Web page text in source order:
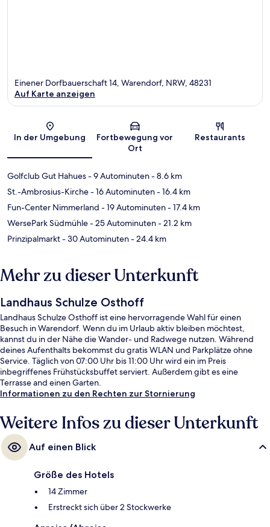
Karte
Einener Dorfbauerschaft 14, Warendorf, NRW, 48231
Auf Karte anzeigen
In der Umgebung
Fortbewegung vor
Ort
Restaurants
Golfclub Gut Hahues- 9 Autominuten- 8.6 km
St.-Ambrosius-Kirche- 16 Autominuten- 16.4 km
Fun-Center Nimmerland - 19 Autominuten- 17.4 km
WersePark Südmühle- 25 Autominuten- 21.2 km
Prinzipalmarkt- 30 Autominuten- 24.4 km
Mehr zu dieser Unterkunft
Landhaus Schulze Osthoff
Landhaus Schulze Osthoff ist eine hervorragende Wahl für einen
Besuch in Warendorf. Wenn du im Urlaub aktiv bleiben möchtest,
kannst du in der Nähe die Wander- und Radwege nutzen. Während
deines Aufenthalts bekommst du gratis WLAN und Parkplätze ohne
Service. Täglich von 07:00 Uhr bis 11:00 Uhr wird ein im Preis
inbegriffenes Frühstücksbuffet serviert. Außerdem gibt es eine
Terrasse and einen Garten.
Informationen zu den Rechten zur Stornierung
Weitere Infos zu dieser Unterkunft
Auf einen Blick
Größe des Hotels
14 Zimmer
Erstreckt sich über 2 Stockwerke